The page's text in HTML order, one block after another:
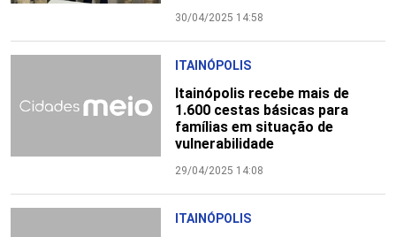
30/04/2025 14:58
ITAINÓPOLIS
Itainópolis recebe mais de
1.600 cestas básicas para
famílias em situação de
vulnerabilidade
29/04/2025 14:08
ITAINÓPOLIS